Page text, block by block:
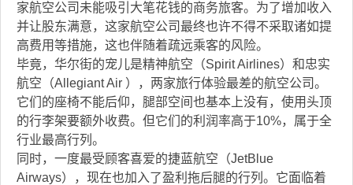
家航空公司未能吸引大笔花钱的商务旅客。为了增加收入
并让股东满意，这家航空公司最终也许不得不采取诸如提
高费用等措施，这也伴随着疏远乘客的风险。
毕竟，华尔街的宠儿是精神航空（Spirit Airlines）和忠实
航空（Allegiant Air ），两家旅行体验最差的航空公司。
它们的座椅不能后仰，腿部空间也基本上没有，使用头顶
的行李架要额外收费。但它们的利润率高于10%，属于全
行业最高行列。
同时，一度最受顾客喜爱的捷蓝航空（JetBlue
Airways），现在也加入了盈利拖后腿的行列。它面临着